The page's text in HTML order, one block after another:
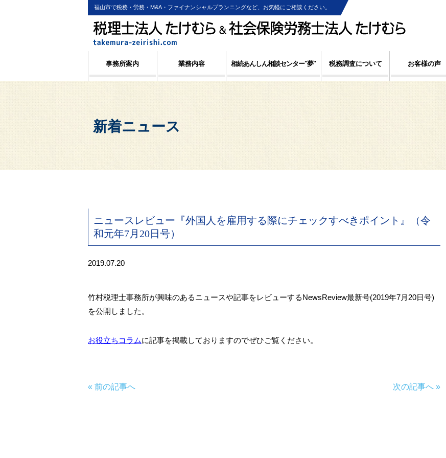
福山市で税務・労務・M&A・ファイナンシャルプランニングなど、お気軽にご相談ください。
事務所案内 業務内容 相続あんしん相談センター"夢" 税務調査について お客様の声
新着ニュース
ニュースレビュー『外国人を雇用する際にチェックすべきポイント』（令
和元年7月20日号）
2019.07.20
竹村税理士事務所が興味のあるニュースや記事をレビューするNewsReview最新号(2019年7月20日号)
を公開しました。
お役立ちコラムに記事を掲載しておりますのでぜひご覧ください。
« 前の記事へ 次の記事へ »